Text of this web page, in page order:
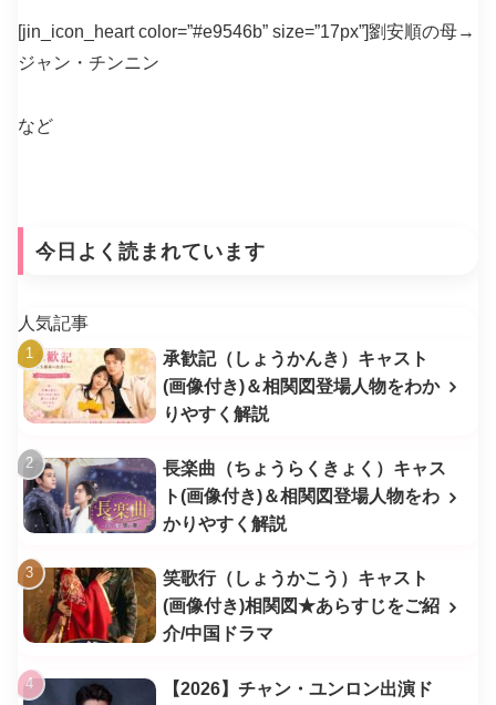
[jin_icon_heart color=”#e9546b” size=”17px”]劉安順の母→
ジャン・チンニン
など
今日よく読まれています
人気記事
承歓記（しょうかんき）キャスト
(画像付き)＆相関図登場人物をわか
りやすく解説
長楽曲（ちょうらくきょく）キャス
ト(画像付き)＆相関図登場人物をわ
かりやすく解説
笑歌行（しょうかこう）キャスト
(画像付き)相関図★あらすじをご紹
介/中国ドラマ
【2026】チャン・ユンロン出演ド